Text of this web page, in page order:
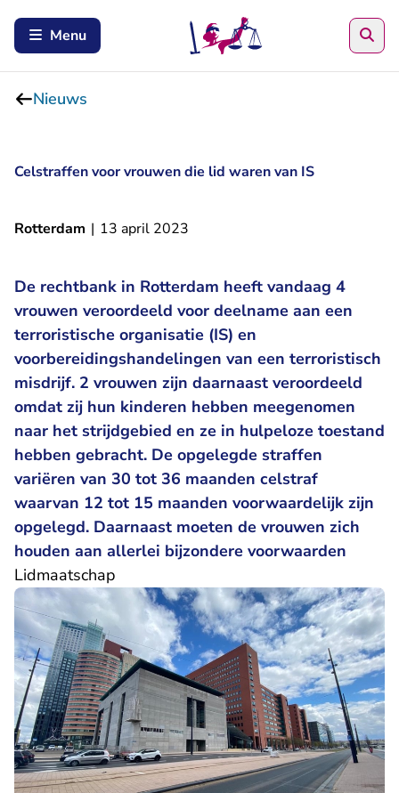
Menu
Nieuws
Celstraffen voor vrouwen die lid waren van IS
Rotterdam | 13 april 2023
De rechtbank in Rotterdam heeft vandaag 4
vrouwen veroordeeld voor deelname aan een
terroristische organisatie (IS) en
voorbereidingshandelingen van een terroristisch
misdrijf. 2 vrouwen zijn daarnaast veroordeeld
omdat zij hun kinderen hebben meegenomen
naar het strijdgebied en ze in hulpeloze toestand
hebben gebracht. De opgelegde straffen
variëren van 30 tot 36 maanden celstraf
waarvan 12 tot 15 maanden voorwaardelijk zijn
opgelegd. Daarnaast moeten de vrouwen zich
houden aan allerlei bijzondere voorwaarden
Lidmaatschap